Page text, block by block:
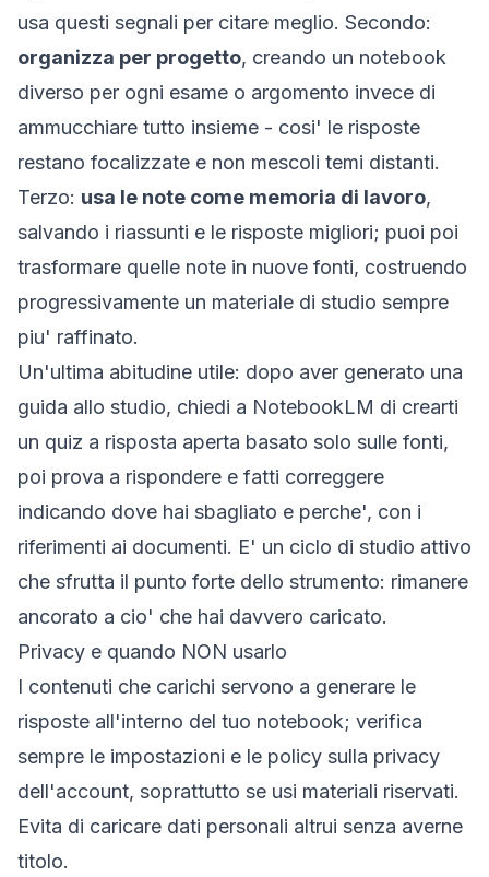
usa questi segnali per citare meglio. Secondo:
organizza per progetto, creando un notebook
diverso per ogni esame o argomento invece di
ammucchiare tutto insieme - cosi' le risposte
restano focalizzate e non mescoli temi distanti.
Terzo: usa le note come memoria di lavoro,
salvando i riassunti e le risposte migliori; puoi poi
trasformare quelle note in nuove fonti, costruendo
progressivamente un materiale di studio sempre
piu' raffinato.
Un'ultima abitudine utile: dopo aver generato una
guida allo studio, chiedi a NotebookLM di crearti
un quiz a risposta aperta basato solo sulle fonti,
poi prova a rispondere e fatti correggere
indicando dove hai sbagliato e perche', con i
riferimenti ai documenti. E' un ciclo di studio attivo
che sfrutta il punto forte dello strumento: rimanere
ancorato a cio' che hai davvero caricato.
Privacy e quando NON usarlo
I contenuti che carichi servono a generare le
risposte all'interno del tuo notebook; verifica
sempre le impostazioni e le policy sulla privacy
dell'account, soprattutto se usi materiali riservati.
Evita di caricare dati personali altrui senza averne
titolo.